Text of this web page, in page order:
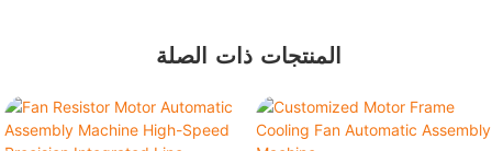
المنتجات ذات الصلة